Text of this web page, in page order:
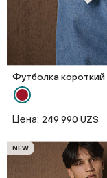
Футболка короткий
Цена: 249 990 UZS
NEW